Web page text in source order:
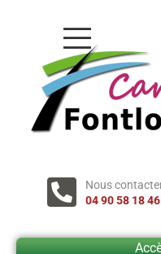
Nous
04 90 58 18 46